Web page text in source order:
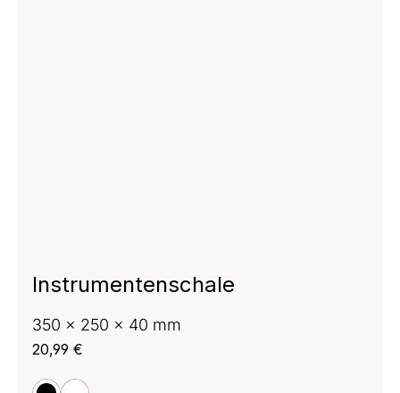
Instrumentenschale
350 x 250 x 40 mm
Regulärer Preis:
20,99 €